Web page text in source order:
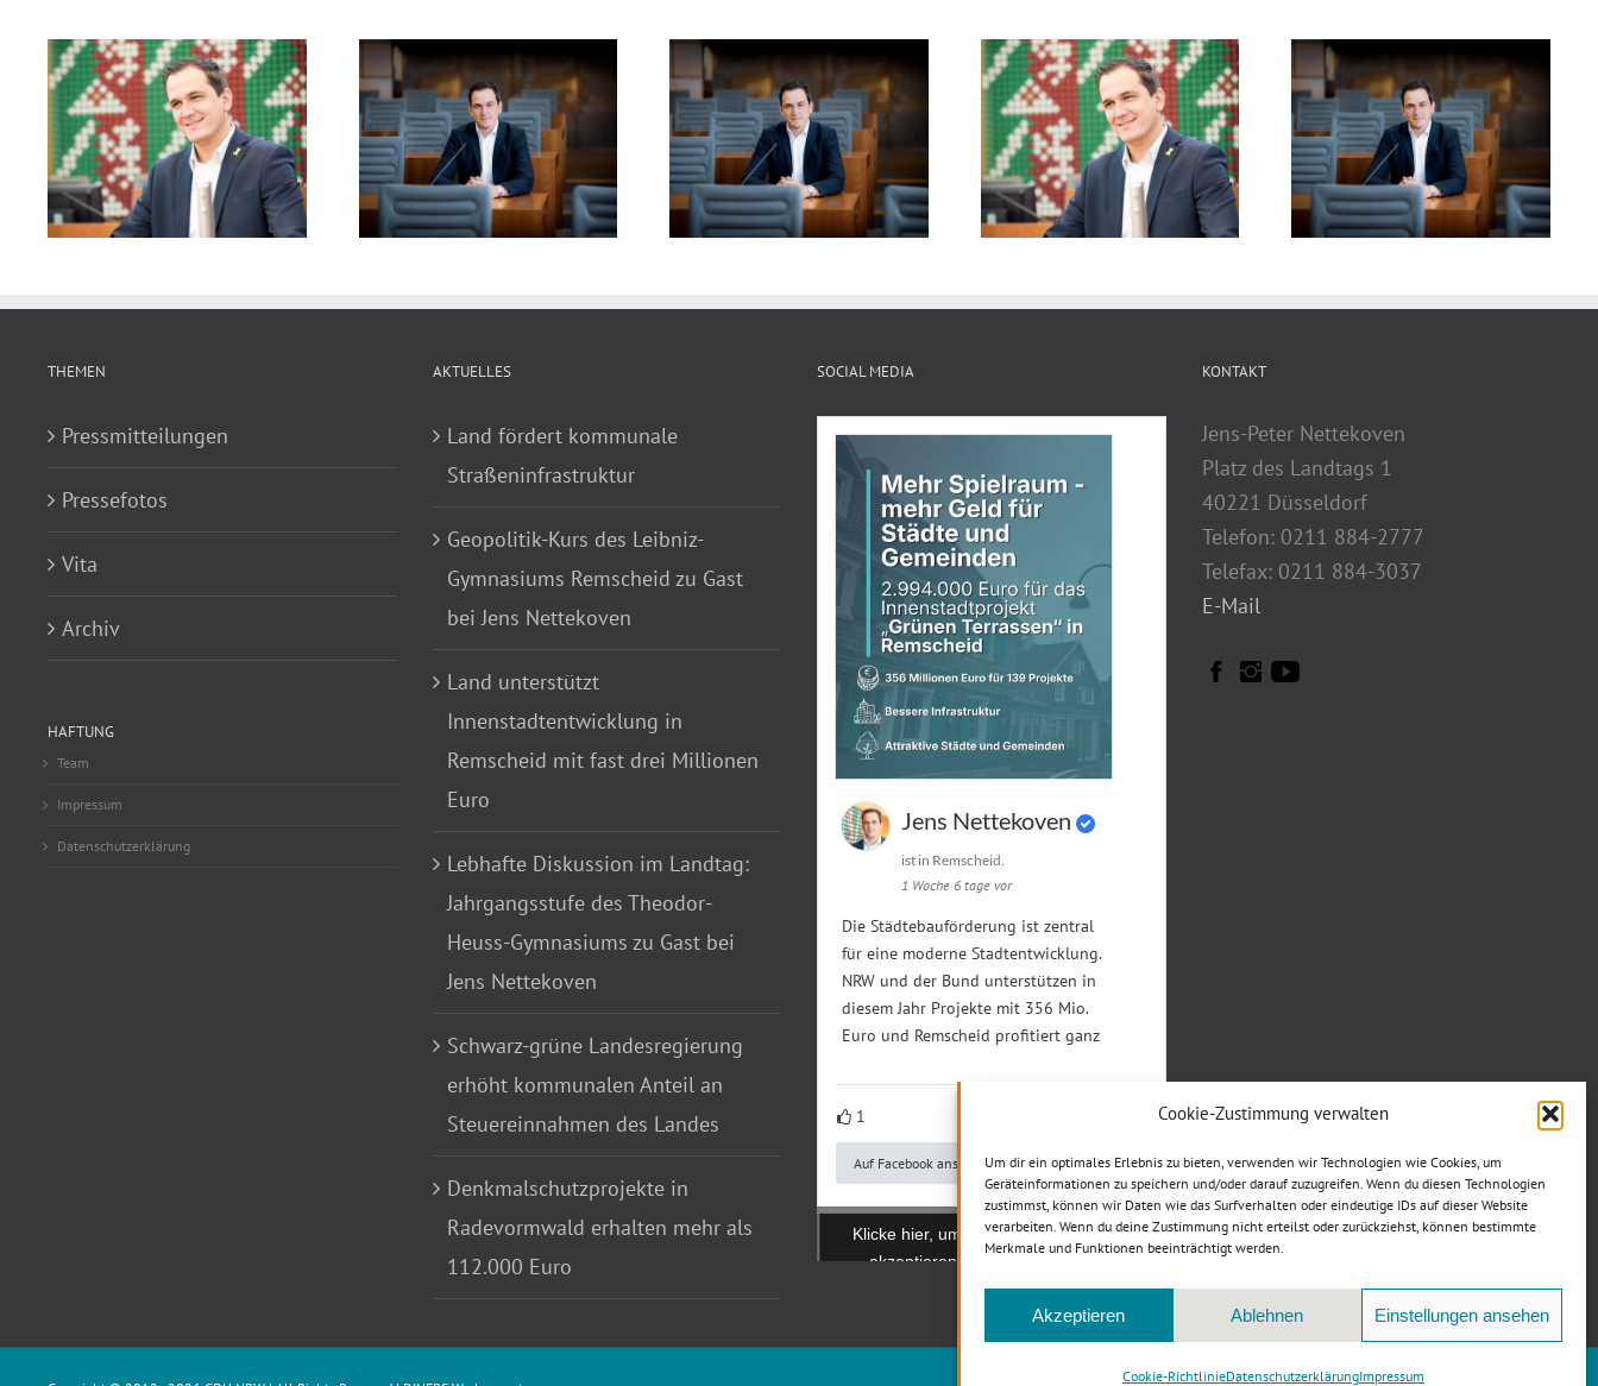
Cookie-Zustimmung verwalten
Um dir ein optimales Erlebnis zu bieten, verwenden wir Technologien wie Cookies, um
Geräteinformationen zu speichern und/oder darauf zuzugreifen. Wenn du diesen Technologien
zustimmst, können wir Daten wie das Surfverhalten oder eindeutige IDs auf dieser Website
verarbeiten. Wenn du deine Zustimmung nicht erteilst oder zurückziehst, können bestimmte
Merkmale und Funktionen beeinträchtigt werden.
Akzeptieren Ablehnen Einstellungen ansehen
Cookie-RichtlinieDatenschutzerklärungImpressum
Mein Statement: Olympische
und Paralympische Spiele
sollen an Rhein und Ruhr
stattfinden
Mein Statement zu den Finals
Rhein-Ruhr 2020
Meine Rede zu Mikroplastik
auf Sportanlagen
Mein Statement zu
Mikroplastik in
Kunstrasenplätzen
Meine Rede: “Olympische und
Paralympische Spiele nach
NRW holen!”
THEMEN
Pressmitteilungen
Pressefotos
Vita
Archiv
HAFTUNG
Team
Impressum
Datenschutzerklärung
AKTUELLES
Land fördert kommunale
Straßeninfrastruktur
Geopolitik-Kurs des Leibniz-
Gymnasiums Remscheid zu Gast
bei Jens Nettekoven
Land unterstützt
Innenstadtentwicklung in
Remscheid mit fast drei Millionen
Euro
Lebhafte Diskussion im Landtag:
Jahrgangsstufe des Theodor-
Heuss-Gymnasiums zu Gast bei
Jens Nettekoven
Schwarz-grüne Landesregierung
erhöht kommunalen Anteil an
Steuereinnahmen des Landes
Denkmalschutzprojekte in
Radevormwald erhalten mehr als
112.000 Euro
SOCIAL MEDIA
Jens Nettekoven
ist in Remscheid.
1 Woche 6 tage vor
Die Städtebauförderung ist zentral
für eine moderne Stadtentwicklung.
NRW und der Bund unterstützen in
diesem Jahr Projekte mit 356 Mio.
Euro und Remscheid profitiert ganz
1
Auf Facebook ansehen Teilen
Klicke hier, um Marketing-Cookies zu
akzeptieren und diesen Inhalt zu
aktivieren
KONTAKT
Jens-Peter Nettekoven
Platz des Landtags 1
40221 Düsseldorf
Telefon: 0211 884-2777
Telefax: 0211 884-3037
E-Mail